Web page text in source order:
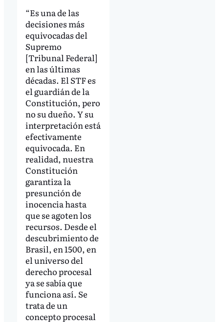
“Es una de las
decisiones más
equivocadas del
Supremo
[Tribunal Federal]
en las últimas
décadas. El STF es
el guardián de la
Constitución, pero
no su dueño. Y su
interpretación está
efectivamente
equivocada. En
realidad, nuestra
Constitución
garantiza la
presunción de
inocencia hasta
que se agoten los
recursos. Desde el
descubrimiento de
Brasil, en 1500, en
el universo del
derecho procesal
ya se sabía que
funciona así. Se
trata de un
concepto procesal